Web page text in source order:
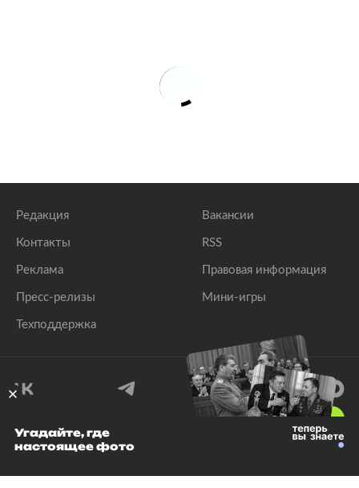
Россиян вывезут из Афганистана самолетами
Редакция
Контакты
Реклама
Пресс-релизы
Техподдержка
Вакансии
RSS
Правовая информация
Мини-игры
© 1999–2026 Все права защищены.
Угадайте, где
настоящее фото